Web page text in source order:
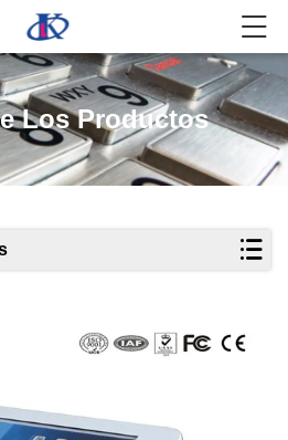
Los Productos